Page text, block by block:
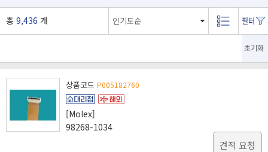
총 9,436 개
초기화
상품코드 P005182760
[Molex]
98268-1034
견적 요청